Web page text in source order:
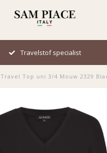
Travelstof specialist
Travel Top uni 3/4 Mouw 2329